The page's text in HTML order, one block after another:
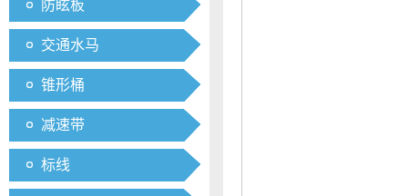
防眩板
交通水马
锥形桶
减速带
标线